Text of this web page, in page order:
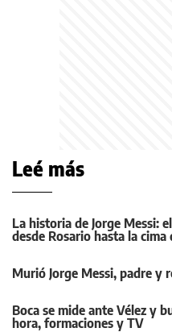
Leé más
La historia de Jorge Messi:
desde Rosario hasta la
Murió Jorge Messi, padre y
Boca se mide ante Vélez y
hora, formaciones y TV